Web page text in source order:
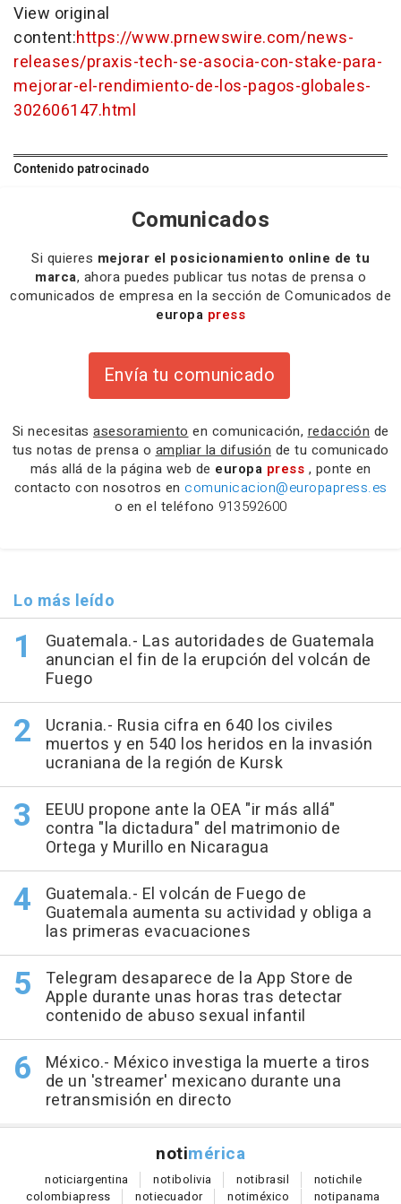
View original
content:https://www.prnewswire.com/news-
releases/praxis-tech-se-asocia-con-stake-para-
mejorar-el-rendimiento-de-los-pagos-globales-
302606147.html
Contenido patrocinado
Comunicados
Si quieres mejorar el posicionamiento online de tu
marca, ahora puedes publicar tus notas de prensa o
comunicados de empresa en la sección de Comunicados de
europa press
Envía tu comunicado
Si necesitas asesoramiento en comunicación, redacción de
tus notas de prensa o ampliar la difusión de tu comunicado
más allá de la página web de europa press , ponte en
contacto con nosotros en comunicacion@europapress.es
o en el teléfono 913592600
Lo más leído
Guatemala.- Las autoridades de Guatemala
anuncian el fin de la erupción del volcán de
Fuego
Ucrania.- Rusia cifra en 640 los civiles
muertos y en 540 los heridos en la invasión
ucraniana de la región de Kursk
EEUU propone ante la OEA "ir más allá"
contra "la dictadura" del matrimonio de
Ortega y Murillo en Nicaragua
Guatemala.- El volcán de Fuego de
Guatemala aumenta su actividad y obliga a
las primeras evacuaciones
Telegram desaparece de la App Store de
Apple durante unas horas tras detectar
contenido de abuso sexual infantil
México.- México investiga la muerte a tiros
de un 'streamer' mexicano durante una
retransmisión en directo
notimérica
noticiargentina notibolivia notibrasil notichile
colombiapress notiecuador notiméxico notipanama